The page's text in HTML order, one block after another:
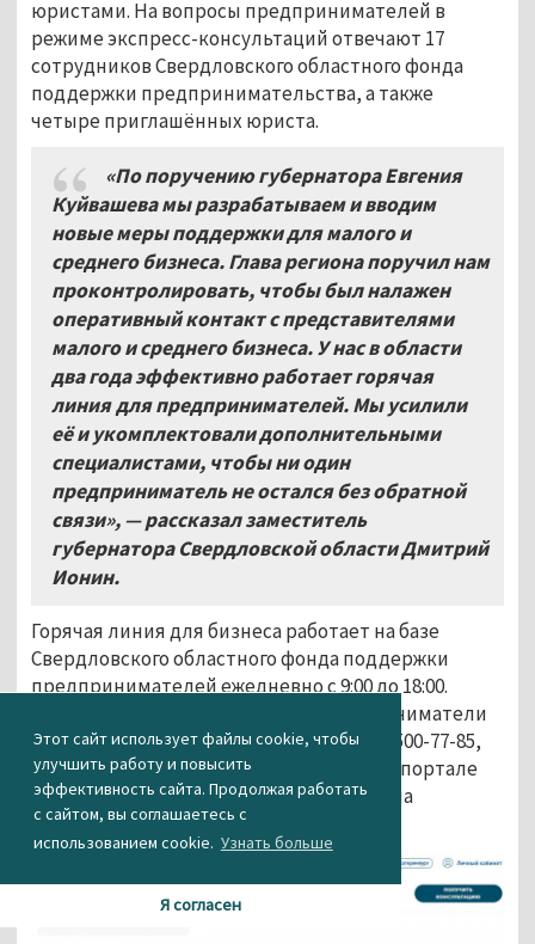
Этот сайт использует файлы cookie, чтобы
улучшить работу и повысить
эффективность сайта. Продолжая работать
с сайтом, вы соглашаетесь с
использованием cookie. Узнать больше
Я согласен
юристами. На вопросы предпринимателей в
режиме экспресс-консультаций отвечают 17
сотрудников Свердловского областного фонда
поддержки предпринимательства, а также
четыре приглашённых юриста.
«По поручению губернатора Евгения
Куйвашева мы разрабатываем и вводим
новые меры поддержки для малого и
среднего бизнеса. Глава региона поручил нам
проконтролировать, чтобы был налажен
оперативный контакт с представителями
малого и среднего бизнеса. У нас в области
два года эффективно работает горячая
линия для предпринимателей. Мы усилили
её и укомплектовали дополнительными
специалистами, чтобы ни один
предприниматель не остался без обратной
связи», — рассказал заместитель
губернатора Свердловской области Дмитрий
Ионин.
Горячая линия для бизнеса работает на базе
Свердловского областного фонда поддержки
предпринимателей ежедневно с 9:00 до 18:00.
Обратиться за консультацией предприниматели
могут по бесплатному телефону 8 (800) 500-77-85,
написав в онлайн-чат на
и портале
66msp.ru, а также отправив обращение на
электронную почту sof@sofp.ru.